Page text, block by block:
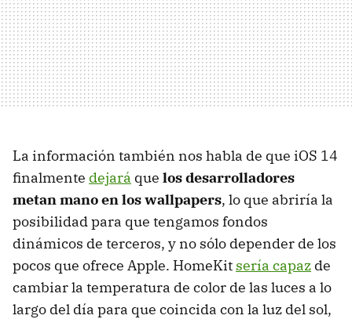
La información también nos habla de que iOS 14
finalmente dejará que los desarrolladores
metan mano en los wallpapers, lo que abriría la
posibilidad para que tengamos fondos
dinámicos de terceros, y no sólo depender de los
pocos que ofrece Apple. HomeKit sería capaz de
cambiar la temperatura de color de las luces a lo
largo del día para que coincida con la luz del sol,